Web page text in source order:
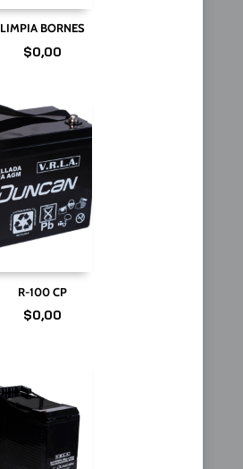
LIMPIA BORNES
$0,00
R-100 CP
$0,00